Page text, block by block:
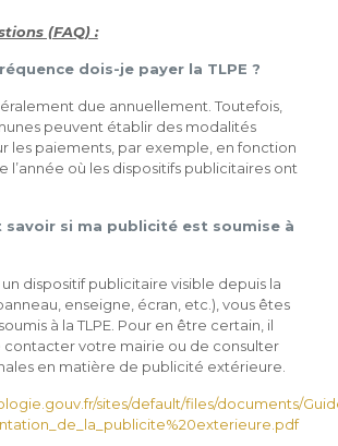
(FAQ) :
dois-je payer la TLPE ?
due annuellement. Toutefois,
peuvent établir des modalités
les paiements, par exemple, en fonction
l’année où les dispositifs publicitaires ont
savoir si ma publicité est soumise à
un dispositif publicitaire visible depuis la
enseigne, écran, etc.), vous êtes
à la TLPE. Pour en être certain, il
contacter votre mairie ou de consulter
en matière de publicité extérieure.
sites/default/files/documents/